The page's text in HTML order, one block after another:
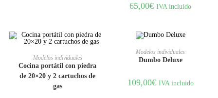
65,00€ IVA incluido
AÑADIR AL CARRITO
Modelos individuales
Cocina portátil con piedra
de 20×20 y 2 cartuchos de
gas
AÑADIR AL CARRITO
Modelos individuales
Dumbo Deluxe
109,00€ IVA incluido